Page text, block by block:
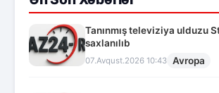
Tanınmış televiziya ulduzu
saxlanılıb
07.Avqust.2026 10:43 Avropa